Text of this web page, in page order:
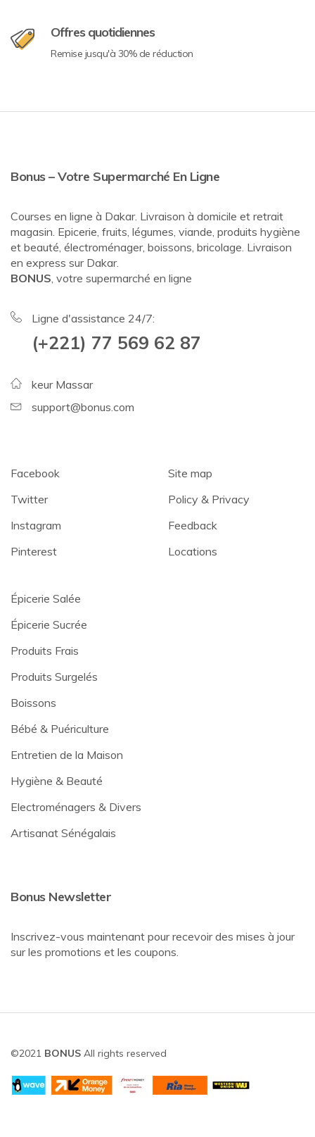
Offres quotidiennes
Remise jusqu'à 30% de réduction
Bonus – Votre Supermarché En Ligne
Courses en ligne à Dakar. Livraison à domicile et retrait
magasin. Epicerie, fruits, légumes, viande, produits hygiène
et beauté, électroménager, boissons, bricolage. Livraison
en express sur Dakar.
BONUS, votre supermarché en ligne
Ligne d'assistance 24/7:
(+221) 77 569 62 87
keur Massar
support@bonus.com
Facebook
Twitter
Instagram
Pinterest
Site map
Policy & Privacy
Feedback
Locations
Épicerie Salée
Épicerie Sucrée
Produits Frais
Produits Surgelés
Boissons
Bébé & Puériculture
Entretien de la Maison
Hygiène & Beauté
Electroménagers & Divers
Artisanat Sénégalais
Bonus Newsletter
Inscrivez-vous maintenant pour recevoir des mises à jour
sur les promotions et les coupons.
©2021 BONUS All rights reserved